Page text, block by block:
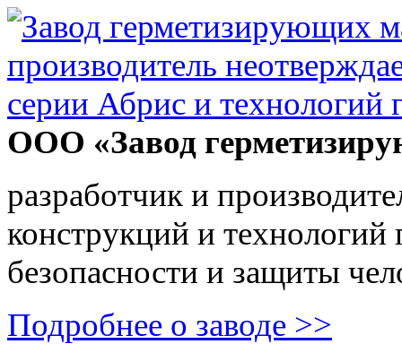
ООО «Завод
разработчик и
конструкций и
безопасности и защиты
Подробнее о заводе >>